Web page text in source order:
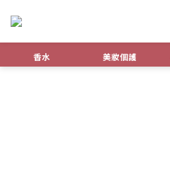
香水 美妝個護